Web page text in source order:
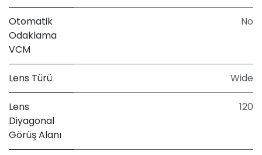
Otomatik
Odaklama
VCM
No
Lens Türü Wide
Lens
Diyagonal
Görüş Alanı
120